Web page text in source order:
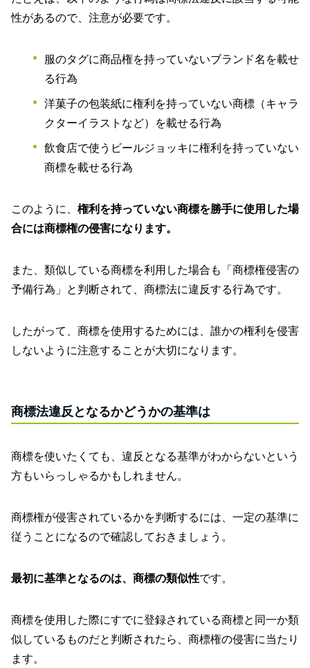
性があるので、注意が必要です。
服のタグに商品権を持っていないブランド名を載せ
る行為
洋菓子の包装紙に権利を持っていない商標（キャラ
クターイラストなど）を載せる行為
飲食店で使うビールジョッキに権利を持っていない
商標を載せる行為
このように、 権利を持っていない商標を勝手に使用した場
合には商標権の侵害になります。
また、類似している商標を利用した場合も「商標権侵害の
予備行為」と判断されて、商標法に違反する行為です。
したがって、商標を使用するためには、誰かの権利を侵害
しないように注意することが大切になります。
商標法違反となるかどうかの基準は
商標を使いたくても、違反となる基準がわからないという
方もいらっしゃるかもしれません。
商標権が侵害されているかを判断するには、一定の基準に
従うことになるので確認しておきましょう。
最初に基準となるのは、商標の類似性です。
商標を使用した際にすでに登録されている商標と同一か類
似しているものだと判断されたら、商標権の侵害に当たり
ます。